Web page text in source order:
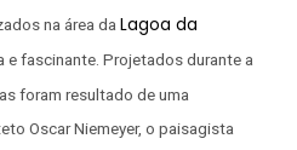
na área da Lagoa da
e fascinante. Projetados durante a
foram resultado de uma
Oscar Niemeyer, o paisagista